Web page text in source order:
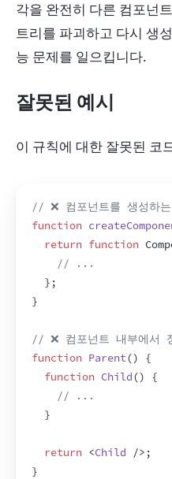
각을 완전히 다른 컴포넌
트리를 파괴하고 다시 생
능 문제를 일으킵니다.
잘못된 예시
이 규칙에 대한 잘못된 코
// ❌ 컴포넌트를 생성하
function
return function
// ...
} ;
}
// ❌ 컴포넌트 내부에서
function Parent()
{
function Child()
{
// ...
}
return <Child /> ;
}